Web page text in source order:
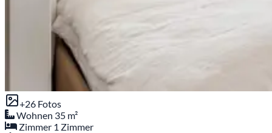
+26 Fotos
Wohnen 35 m²
Zimmer 1 Zimmer